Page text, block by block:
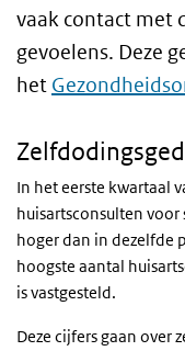
vaak contact met
gevoelens. Deze
het
In het eerste kwartaal
huisartsconsulten
hoger dan in dezelfde
hoogste aantal
is vastgesteld.
Deze cijfers gaan over